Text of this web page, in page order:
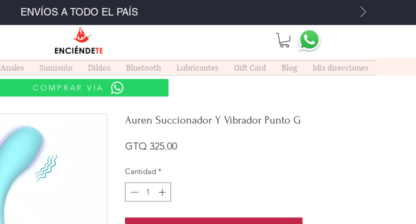
ENVÍOS A TODO EL PAÍS
Anales Sumisión Dildos Bluetooth Lubricantes Gift Card Blog Mis direcciones
COMPRAR VIA
Auren Succionador Y Vibrador Punto G
GTQ 325.00Precio
Cantidad *